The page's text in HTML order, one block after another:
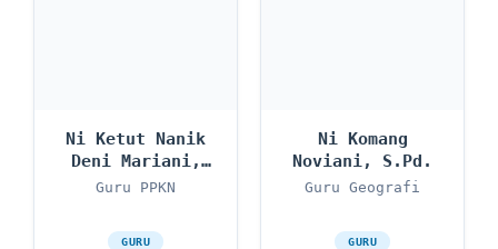
Ni Ketut Nanik
Deni Mariani,
S.Pd.
Guru PPKN
GURU
Ni Komang
Noviani, S.Pd.
Guru Geografi
GURU